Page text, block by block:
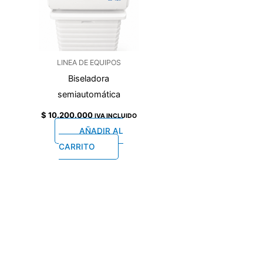
LINEA DE EQUIPOS
Biseladora
semiautomática
$ 10.200.000 IVA INCLUIDO
AÑADIR AL
CARRITO